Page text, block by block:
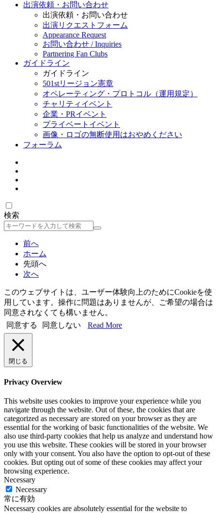
出演依頼・お問い合わせ
出演依頼・お問い合わせ
出演リクエストフォーム
Appearance Request
お問い合わせ / Inquiries
Partnering Fan Clubs
ガイドライン
ガイドライン
501stリージョン憲章
オペレーティング・プロトコル（運用規定）
チャリティイベント
企業・PRイベント
プライベートイベント
画像・ロゴの無断使用はおやめください
フォーラム
検索
検
前へ
ホーム
先頭へ
次へ
このウェブサイトは、ユーザー体験向上のためにCookieを使
用しています。操作に問題はありませんが、ご希望の場合は
同意されなくても構いません。
同意する
同意しない Read More
閉じる
Privacy Overview
This website uses cookies to improve your experience while you
navigate through the website. Out of these, the cookies that are
categorized as necessary are stored on your browser as they are
essential for the working of basic functionalities of the website. We
also use third-party cookies that help us analyze and understand how
you use this website. These cookies will be stored in your browser
only with your consent. You also have the option to opt-out of these
cookies. But opting out of some of these cookies may affect your
browsing experience.
Necessary
Necessary
常に有効
Necessary cookies are absolutely essential for the website to